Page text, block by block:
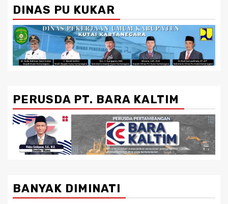
DINAS PU KUKAR
PERUSDA PT. BARA KALTIM
BANYAK DIMINATI